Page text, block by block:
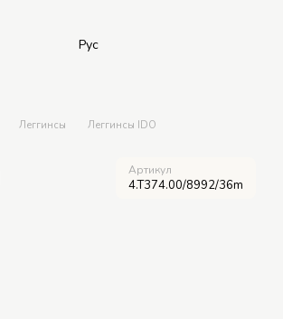
Рус
Леггинсы
Леггинсы IDO
Артикул
4.T374.00/8992/36m